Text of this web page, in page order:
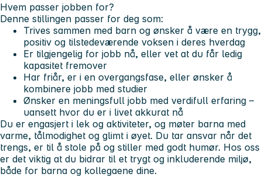
Hvem passer jobben for?
Denne stillingen passer for deg som:
Trives sammen med barn og ønsker å være en trygg,
positiv og tilstedeværende voksen i deres hverdag
Er tilgjengelig for jobb nå, eller vet at du får ledig
kapasitet fremover
Har friår, er i en overgangsfase, eller ønsker å
kombinere jobb med studier
Ønsker en meningsfull jobb med verdifull erfaring –
uansett hvor du er i livet akkurat nå
Du er engasjert i lek og aktiviteter, og møter barna med
varme, tålmodighet og glimt i øyet. Du tar ansvar når det
trengs, er til å stole på og stiller med godt humør. Hos oss
er det viktig at du bidrar til et trygt og inkluderende miljø,
både for barna og kollegaene dine.